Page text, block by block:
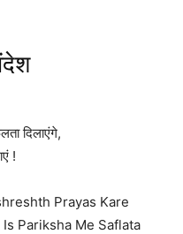
दिलाएंगे,
!
Prayas Kare
Pariksha Me Saflata